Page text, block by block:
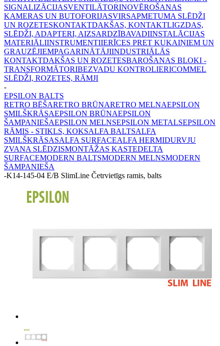
SIGNALIZĀCIJASVENTILĀTORINOVĒROŠANAS
KAMERAS UN BUTOFORIJASVIRSAPMETUMA SLĒDŽI
UN ROZETESKONTAKTDAKŠAS, KONTAKTLIGZDAS,
SLĒDŽI, ADAPTERI, AIZSARDZĪBAVADIINSTALĀCIJAS
MATERIĀLIINSTRUMENTIIERĪCES PRET KUKAIŅIEM UN
GRAUZĒJIEMPAGARINĀTĀJIINDUSTRIĀLĀS
KONTAKTDAKŠAS UN ROZETESBAROŠANAS BLOKI -
TRANSFORMĀTORIBEZVADU KONTROLIERICOMMEL
SLĒDŽI, ROZETES, RĀMJI
-
EPSILON BALTS
RETRO BĒŠARETRO BRŪNARETRO MELNAEPSILON
SMILŠKRĀSAEPSILON BRŪNAEPSILON
ŠAMPANIEŠAEPSILON MELNSEPSILON METALSEPSILON
RĀMIS - STIKLS, KOKSALFA BALTSALFA
SMILŠKRĀSASALFA SURFACEALFA HERMIDURVJU
ZVANA SLĒDZISMONTĀŽAS KASTEDELTA
SURFACEMODERN BALTSMODERN MELNSMODERN
ŠAMPANIEŠA
-K14-145-04 E/B SlimLine Četrvietīgs ramis, balts